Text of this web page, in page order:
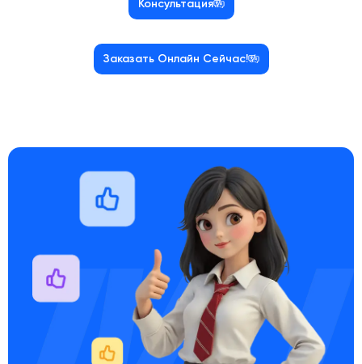
Консультация
Заказать Онлайн Сейчас!